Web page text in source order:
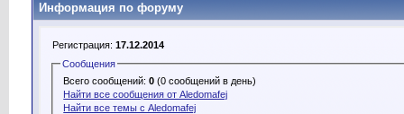
Информация по форуму
Регистрация: 17.12.2014
Сообщения
Всего сообщений:0 (0 сообщений в день)
Найти все сообщения от Aledomafej
Найти все темы с Aledomafej